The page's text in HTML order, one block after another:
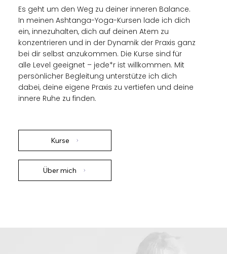
Es geht um den Weg zu deiner inneren Balance.
In meinen Ashtanga-Yoga-Kursen lade ich dich
ein, innezuhalten, dich auf deinen Atem zu
konzentrieren und in der Dynamik der Praxis ganz
bei dir selbst anzukommen. Die Kurse sind für
alle Level geeignet – jede*r ist willkommen. Mit
persönlicher Begleitung unterstütze ich dich
dabei, deine eigene Praxis zu vertiefen und deine
innere Ruhe zu finden.
Kurse
Über mich